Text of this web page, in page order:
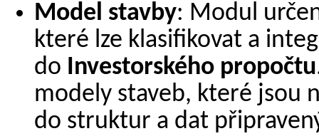
Model stavby: Modul
které lze klasifikovat a
do Investorského propočtu
modely staveb, které jsou
do struktur a dat